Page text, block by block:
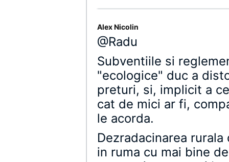
Alex Nicolin
@Radu
Subventiile si
"ecologice" duc a
preturi, si, implicit a
cat de mici ar fi,
le acorda.
Dezradacinarea
in ruma cu mai bine